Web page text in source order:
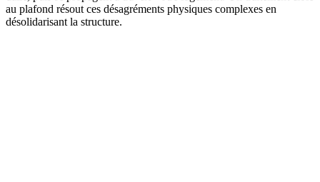
au plafond résout ces désagréments physiques complexes en
désolidarisant la structure.